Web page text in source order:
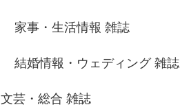
家事・生活情報 雑誌
結婚情報・ウェディング 雑誌
文芸・総合 雑誌